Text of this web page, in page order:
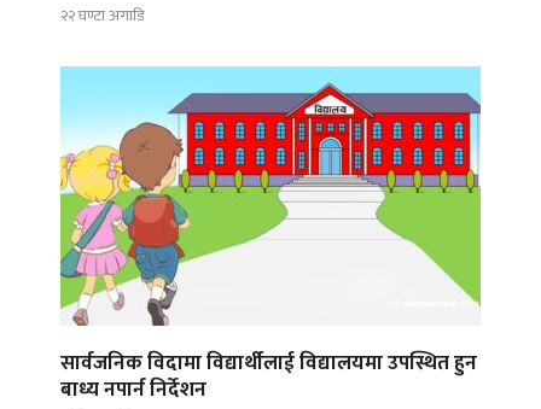
२२ घण्टा अगाडि
सार्वजनिक विदामा विद्यार्थीलाई विद्यालयमा उपस्थित हुन
बाध्य नपार्न निर्देशन